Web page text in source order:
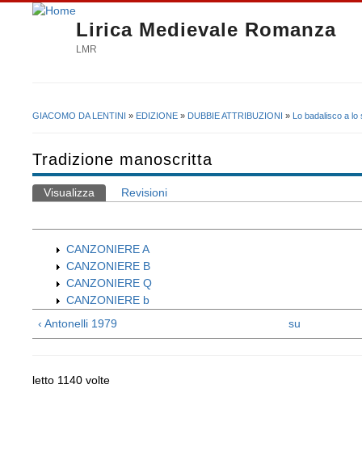
Lirica Medievale Romanza
LMR
GIACOMO DA LENTINI » EDIZIONE » DUBBIE ATTRIBUZIONI » Lo badalisco a lo
Tradizione manoscritta
Schede primarie
Visualizza (scheda attiva)
Revisioni
CANZONIERE A
CANZONIERE B
CANZONIERE Q
CANZONIERE b
‹ Antonelli 1979
su
letto 1140 volte